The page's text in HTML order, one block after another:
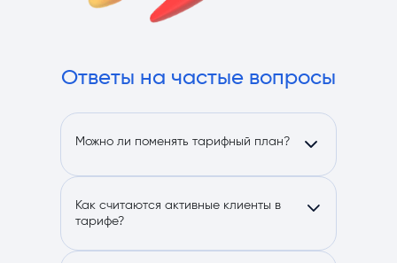
Ответы на частые вопросы
Можно ли поменять тарифный план?
Как считаются активные клиенты в
тарифе?